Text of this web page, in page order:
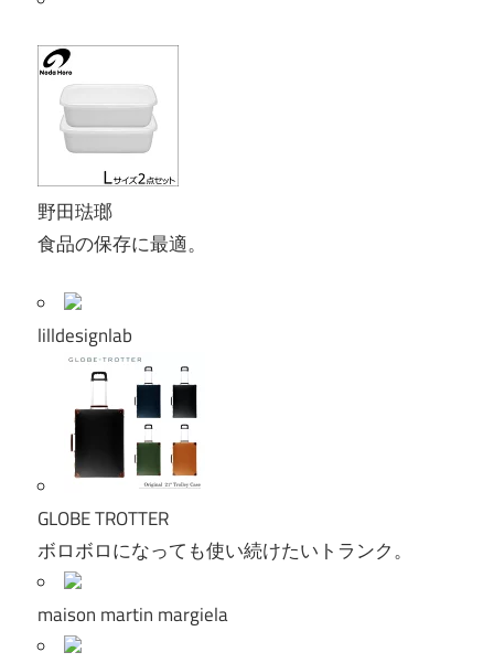
野田琺瑯
食品の保存に最適。
lilldesignlab
GLOBE TROTTER
ボロボロになっても使い続けたいトランク。
maison martin margiela